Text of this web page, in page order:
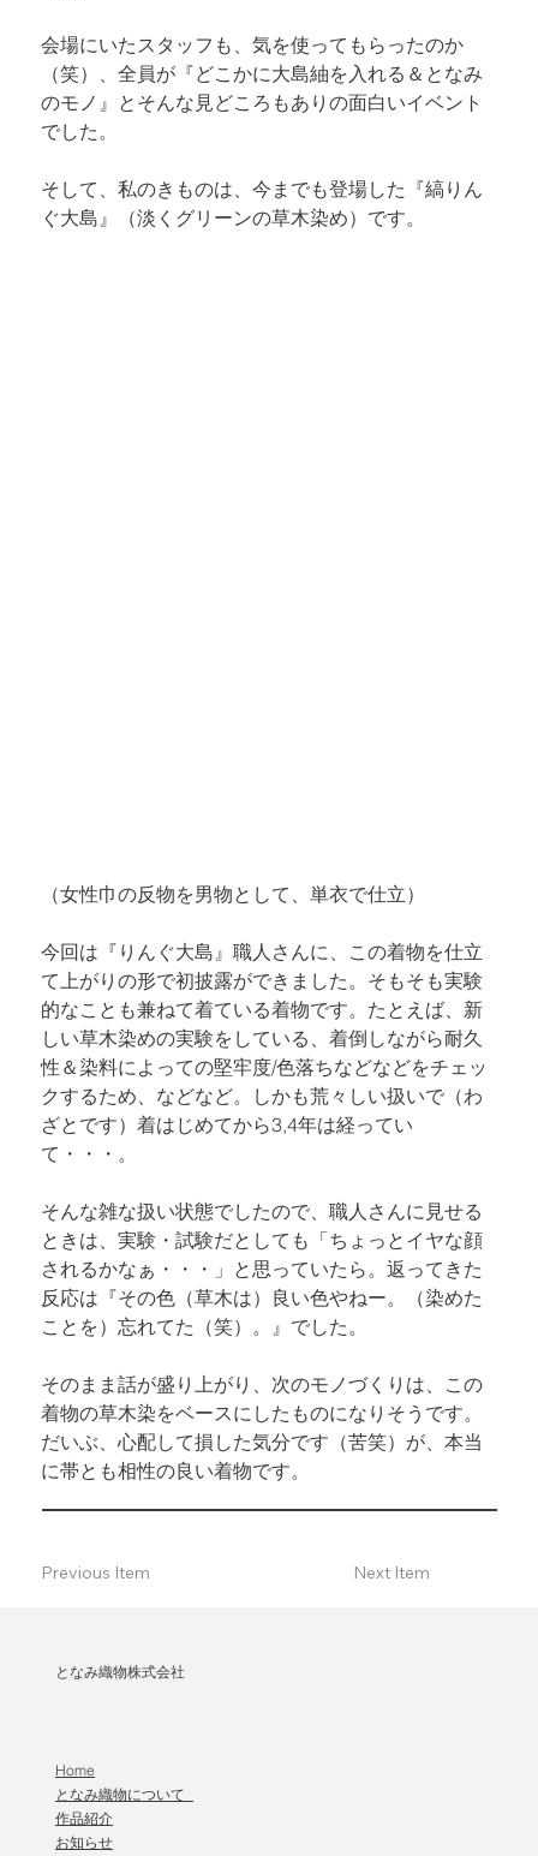
会場にいたスタッフも、気を使ってもらったのか
（笑）、全員が『どこかに大島紬を入れる＆となみ
のモノ』とそんな見どころもありの面白いイベント
でした。
そして、私のきものは、今までも登場した『縞りん
（女性巾の反物を男物として、単衣で仕立）
今回は『りんぐ大島』職人さんに、この着物を仕立
て上がりの形で初披露ができました。そもそも実験
的なことも兼ねて着ている着物です。たとえば、新
しい草木染めの実験をしている、着倒しながら耐久
性＆染料によっての堅牢度/色落ちなどなどをチェッ
クするため、などなど。しかも荒々しい扱いで（わ
ざとです）着はじめてから3,4年は経ってい
て・・・。
そんな雑な扱い状態でしたので、職人さんに見せる
ときは、実験・試験だとしても「ちょっとイヤな顔
されるかなぁ・・・」と思っていたら。返ってきた
反応は『その色（草木は）良い色やねー。（染めた
ことを）忘れてた（笑）。』でした。
そのまま話が盛り上がり、次のモノづくりは、この
着物の草木染をベースにしたものになりそうです。
だいぶ、心配して損した気分です（苦笑）が、本当
に帯とも相性の良い着物です。
Next Item
Previous Item
となみ織物株式会社
Home
となみ織物について
作品紹介
​お知らせ